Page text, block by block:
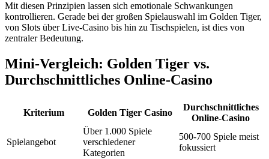
Mit diesen Prinzipien lassen sich emotionale Schwankungen
kontrollieren. Gerade bei der großen Spielauswahl im Golden Tiger,
von Slots über Live-Casino bis hin zu Tischspielen, ist dies von
zentraler Bedeutung.
Mini-Vergleich: Golden Tiger vs.
Durchschnittliches Online-Casino
Kriterium Golden Tiger Casino
Durchschnittliches
Online-Casino
Spielangebot
Über 1.000 Spiele
verschiedener
Kategorien
500-700 Spiele meist
fokussiert